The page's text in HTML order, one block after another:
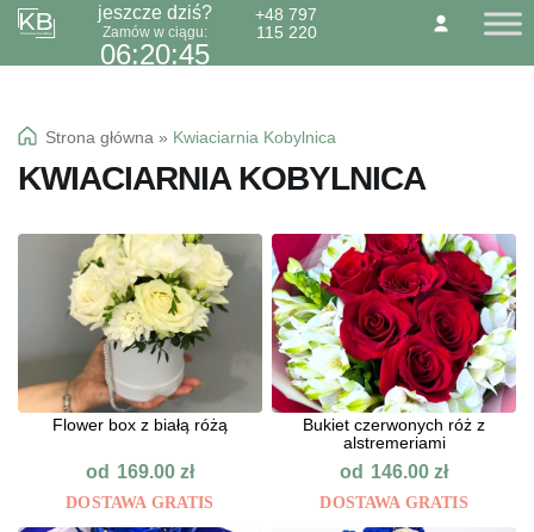
O NAS KONTAKTBLOG
Przejdź
do
Przejdź
do
jeszcze dziś?
Zamów w ciągu:
06:20:44
+48 797
115 220
Dzień Babci 21.01
Kwiaty
Kolorowa gipsówka
Wiązanki pogrzebowe
Strona główna » Kwiaciarnia Kobylnica
KWIACIARNIA KOBYLNICA
Flower box z białą różą
od 169.00 zł
DOSTAWA GRATIS
Bukiet czerwonych róż z
alstremeriami
od 146.00zł
DOSTAWA GRATIS